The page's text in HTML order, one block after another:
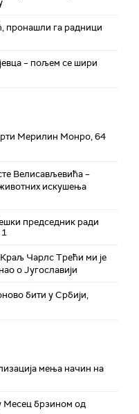
пронашли га радници
– пољем се шири
Мерилин Монро, 64
Велисављевића –
животних искушења
председник ради
Чарлс Трећи ми је
о Југославији
бити у Србији,
мења начин на
Месец брзином од